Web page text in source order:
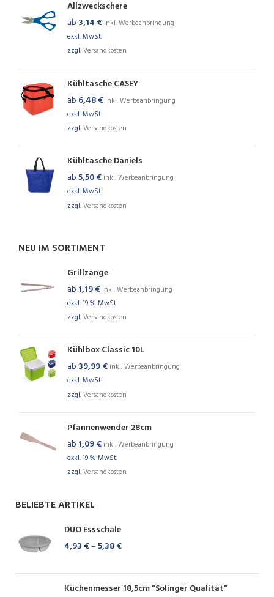
Allzweckschere
ab 3,14 € inkl. Werbeanbringung
exkl. MwSt.
zzgl.Versandkosten
Kühltasche CASEY
ab 6,48€ inkl. Werbeanbringung
exkl. MwSt.
zzgl.Versandkosten
Kühltasche Daniels
ab5,50€ inkl. Werbeanbringung
exkl. MwSt.
zzgl.Versandkosten
NEU IM SORTIMENT
Grillzange
ab 1,19€ inkl. Werbeanbringung
exkl. 19 % MwSt.
zzgl.Versandkosten
Kühlbox Classic 10L
ab 39,99€ inkl. Werbeanbringung
exkl. MwSt.
zzgl.Versandkosten
Pfannenwender 28cm
ab 1,09€ inkl. Werbeanbringung
exkl. 19 % MwSt.
zzgl.Versandkosten
BELIEBTE ARTIKEL
DUO Essschale
4,93 €–5,38€
Küchenmesser 18,5cm "Solinger Qualität"